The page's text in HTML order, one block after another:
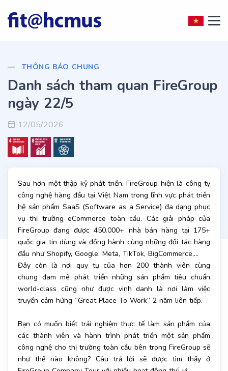
THÔNG BÁO CHUNG
Danh sách tham quan FireGroup
ngày 22/5
12/05/2026
Sau hơn một thập kỷ phát triển, FireGroup hiện là công ty
công nghệ hàng đầu tại Việt Nam trong lĩnh vực phát triển
hệ sản phẩm SaaS (Software as a Service) đa dạng phục
vụ thị trường eCommerce toàn cầu. Các giải pháp của
FireGroup đang được 450.000+ nhà bán hàng tại 175+
quốc gia tin dùng và đồng hành cùng những đối tác hàng
đầu như Shopify, Google, Meta, TikTok, BigCommerce,…
Đây còn là nơi quy tụ của hơn 200 thành viên cùng
chung đam mê phát triển những sản phẩm tiêu chuẩn
world-class cũng như được vinh danh là nơi làm việc
truyền cảm hứng “Great Place To Work” 2 năm liên tiếp.
Bạn có muốn biết trải nghiệm thực tế làm sản phẩm của
các thành viên và hành trình phát triển một sản phẩm
công nghệ cho thị trường toàn cầu bên trong FireGroup sẽ
như thế nào không? Câu trả lời sẽ được tìm thấy ở